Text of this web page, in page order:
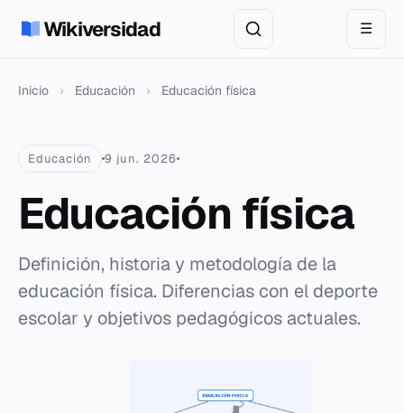
Wikiversidad ☰
Inicio › Educación › Educación física
Educación 9 jun. 2026
Educación física
Definición, historia y metodología de la
educación física. Diferencias con el deporte
escolar y objetivos pedagógicos actuales.